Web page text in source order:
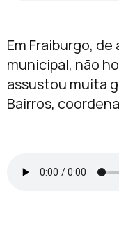
Em Fraiburgo,
municipal, não
assustou muita
Bairros,